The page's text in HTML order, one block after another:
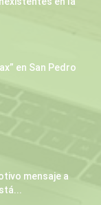
en San Pedro
mensaje a